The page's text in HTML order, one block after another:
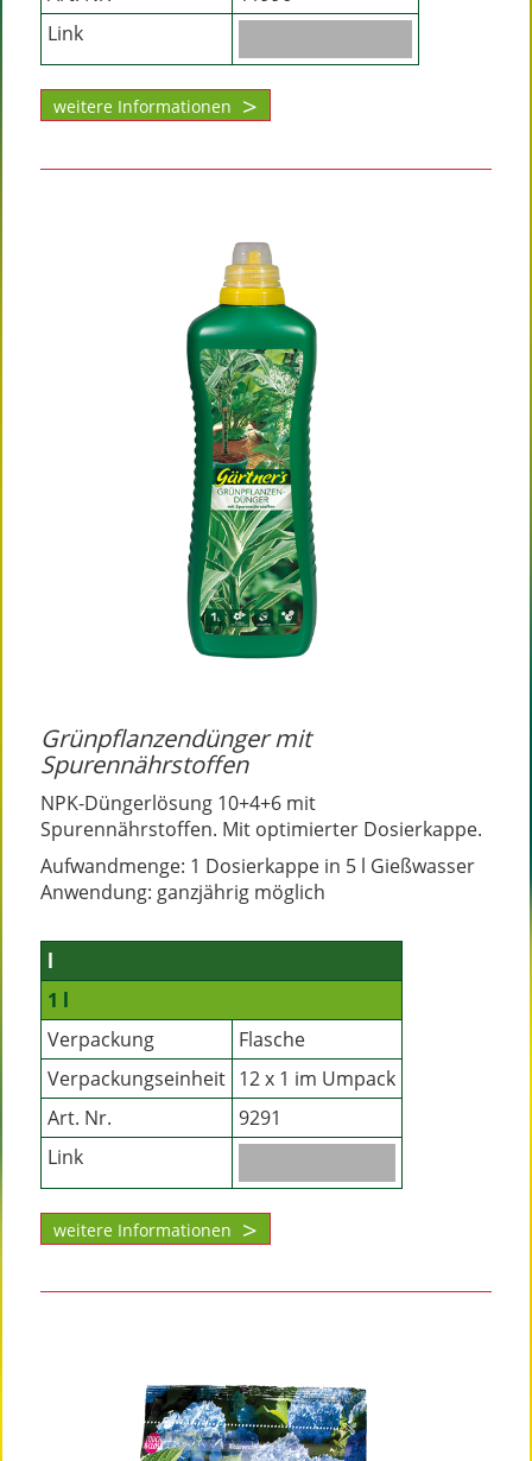
Link
weitere Informationen
Grünpflanzendünger mit
Spurennährstoffen
NPK-Düngerlösung 10+4+6 mit
Spurennährstoffen. Mit optimierter Dosierkappe.
Aufwandmenge: 1 Dosierkappe in 5 l Gießwasser
Anwendung: ganzjährig möglich
l
1 l
Verpackung
Flasche
Verpackungseinheit 12 x 1 im Umpack
Art. Nr.
9291
Link
weitere Informationen